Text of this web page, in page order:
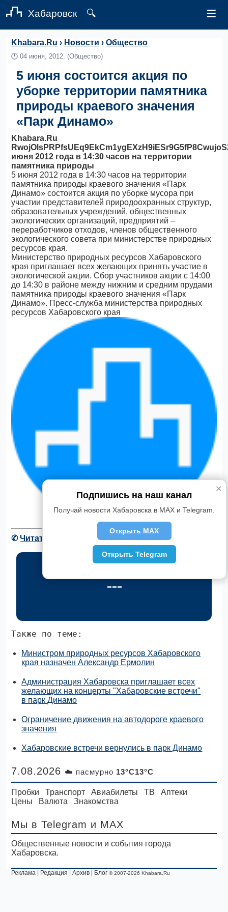
Хабаровск 🔍 ≡
Khabara.Ru › Новости ›Общество
🕛04 июня, 2012. (Общество)
5 июня состоится акция по
уборке территории памятника
природы краевого значения
«Парк Динамо»
Khabara.Ru
июня 2012 года в 14:30 часов на территории
памятника природы
5 июня 2012 года в 14:30 часов на территории
памятника природы краевого значения «Парк
Динамо» состоится акция по уборке мусора при
участии представителей природоохранных структур,
образовательных учреждений, общественных
экологических организаций, предприятий –
переработчиков отходов, членов общественного
экологического совета при министерстве природных
ресурсов края.
Министерство природных ресурсов Хабаровского
края приглашает всех желающих принять участие в
экологической акции. Сбор участников акции с 14:00
до 14:30 в районе между нижним и средним прудами
памятника природы краевого значения «Парк
Динамо». Пресс-служба министерства природных
ресурсов Хабаровского края
✆Читать новости Хабаровска в Telegram
Также по теме:
Министром природных ресурсов Хабаровского
края назначен Александр Ермолин
Администрация Хабаровска приглашает всех
желающих на концерты "Хабаровские встречи"
в парк Динамо
Ограничение движения на автодороге краевого
значения
Хабаровские встречи вернулись в парк Динамо
✕
Подпишись на наш канал
Получай новости Хабаровска в MAX и Telegram.
Открыть MAX
Открыть Telegram
7.08.2026 ☁️ пасмурно 13°C13°C
Пробки Транспорт Авиабилеты ТВ
Аптеки
Цены
Валюта Знакомства
Мы в Telegram и MAX
Общественные новости и события города
Хабаровска.
Реклама Редакция |Архив Блог © 2007-2026 Khabara.Ru